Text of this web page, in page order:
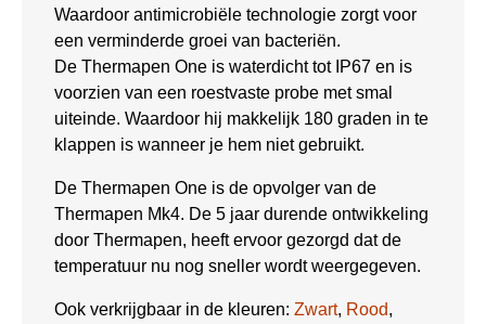
Waardoor antimicrobiële technologie zorgt voor
een verminderde groei van bacteriën.
De Thermapen One is waterdicht tot IP67 en is
voorzien van een roestvaste probe met smal
uiteinde. Waardoor hij makkelijk 180 graden in te
klappen is wanneer je hem niet gebruikt.
De Thermapen One is de opvolger van de
Thermapen Mk4. De 5 jaar durende ontwikkeling
door Thermapen, heeft ervoor gezorgd dat de
temperatuur nu nog sneller wordt weergegeven.
Ook verkrijgbaar in de kleuren: Zwart, Rood,